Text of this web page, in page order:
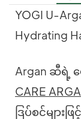
YOGI U-
Hydrating
Argan ဆီရဲ့
CARE
ဒြပ်စင်မျာ